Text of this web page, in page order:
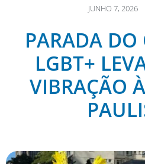
JUNHO 7, 2026
PARADA
LGBT+
VIBRAÇÃO